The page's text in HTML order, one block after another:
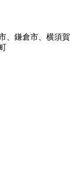
、鎌倉市、横須賀